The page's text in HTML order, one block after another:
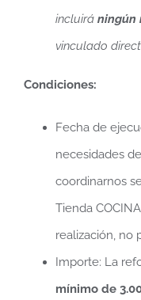
incluirá ningún
vinculado
Condiciones:
Fecha de
necesidades
coordinarnos
Tienda
realización, no
Importe: La
mínimo de